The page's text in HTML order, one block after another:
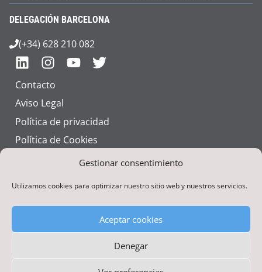
Gestionar consentimiento
Utilizamos cookies para optimizar nuestro sitio web y nuestros servicios.
Aceptar cookies
Denegar
DELEGACIÓN BARCELONA
(+34) 628 210 082
Contacto
Aviso Legal
Política de privacidad
Política de Cookies
Financiado por la Unión Europea – NextGenerationEU